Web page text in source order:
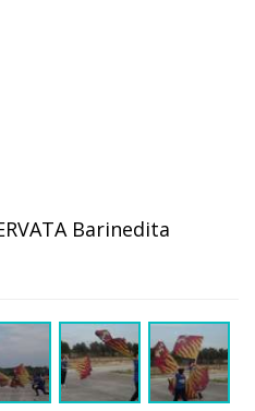
Barinedita